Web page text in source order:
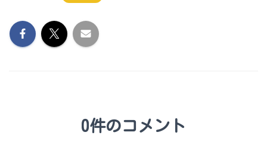
0件のコメント